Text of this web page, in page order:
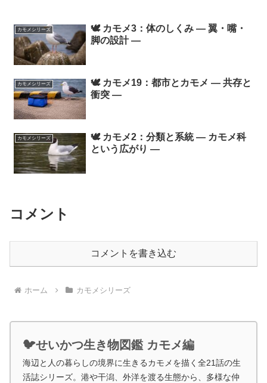
カモメシリーズ
🕊️ カモメ3：体のしくみ ― 翼・嘴・
脚の設計 ―
カモメシリーズ
🕊️ カモメ19：都市とカモメ ― 共存と
衝突 ―
カモメシリーズ
🕊️ カモメ2：分類と系統 ― カモメ科
という広がり ―
コメント
コメントを書き込む
ホーム カモメシリーズ
🐦せいかつ生き物図鑑 カモメ編
海辺と人の暮らしの境界に生きるカモメを描く全21話の生
活誌シリーズ。港や干潟、外洋を渡る生態から、多様な仲